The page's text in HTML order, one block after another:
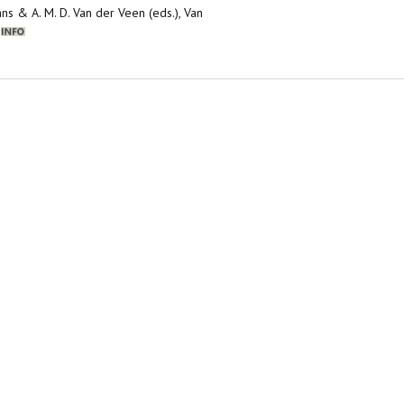
& A. M. D. Van der Veen (eds.), Van